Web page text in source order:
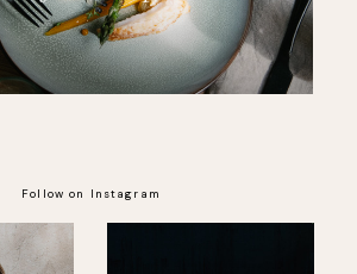
Follow on Instagram